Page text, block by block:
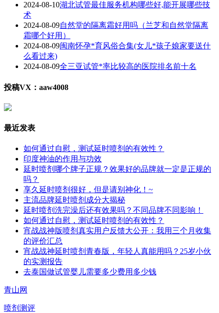
2024-08-10湖北试管最佳服务机构哪些好,能开展哪些技
术
2024-08-09自然堂的隔离霜好用吗（兰芝和自然堂隔离
霜哪个好用）
2024-08-09闽南怀孕*育风俗合集(女儿*孩子娘家要送什
么看过来)
2024-08-09全三亚试管*率比较高的医院排名前十名
投稿VX：aaw4008
最近发表
如何通过自慰，测试延时喷剂的有效性？
印度神油的作用与功效
延时喷剂哪个牌子正规？效果好的品牌就一定是正规的
吗？
享久延时喷剂很好，但是请别神化！~
主流品牌延时喷剂成分大揭秘
延时喷剂洗完澡后还有效果吗？不同品牌不同影响！
如何通过自慰，测试延时喷剂的有效性？
宵战战神版喷剂真实用户反馈大公开：我用三个月收集
的评价汇总
宵战战神延时喷剂青春版，年轻人真能用吗？25岁小伙
的实测报告
去泰国做试管婴儿需要多少费用多少钱
青山网
喷剂测评